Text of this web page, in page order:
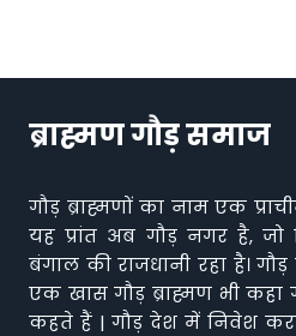
ब्राह्मण गौड़ समाज
गौड़ ब्राह्मणों का नाम एक
यह प्रांत अब गौड़ नगर है,
बंगाल की राजधानी रहा है।
एक खास गौड़ ब्राह्मण भी कहा
कहते हैं | गौड़ देश में निवेश